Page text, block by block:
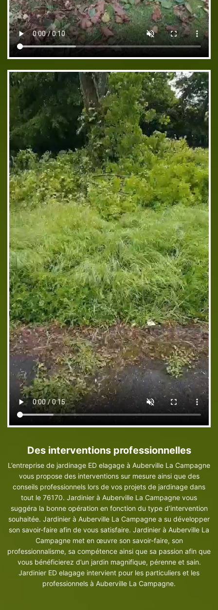
Des interventions professionnelles
L’entreprise de jardinage ED elagage à Auberville La Campagne
vous propose des interventions sur mesure ainsi que des
conseils professionnels lors de vos projets de jardinage dans
tout le 76170. Jardinier à Auberville La Campagne vous
suggéra la bonne opération en fonction du type d’intervention
souhaitée. Jardinier à Auberville La Campagne a su développer
son savoir-faire afin de vous satisfaire. Jardinier à Auberville La
Campagne met en œuvre son savoir-faire, son
professionnalisme, sa compétence ainsi que sa passion afin que
vous bénéficierez d’un jardin magnifique, pérenne et sain.
Jardinier ED elagage intervient pour les particuliers et les
professionnels à Auberville La Campagne.